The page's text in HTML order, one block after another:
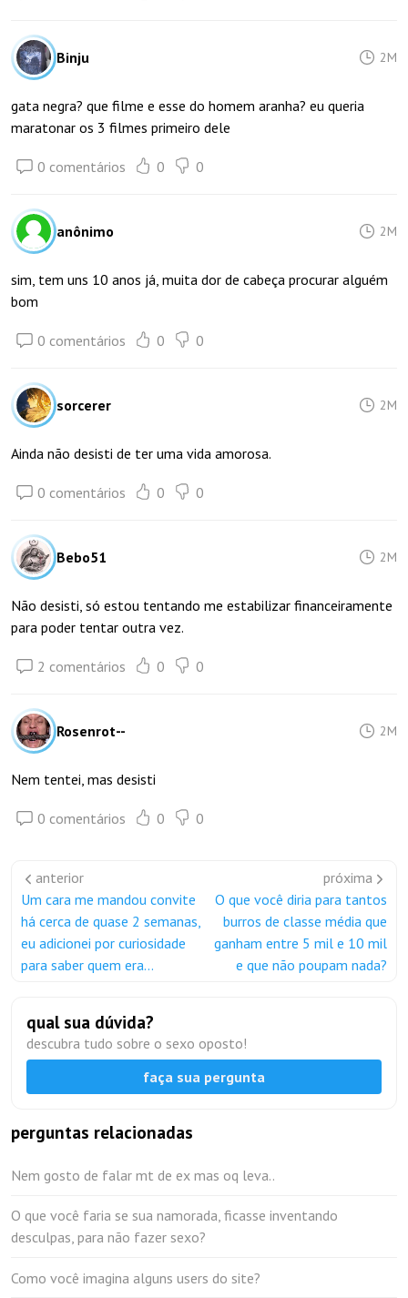
Binju 2M
gata negra? que filme e esse do homem aranha? eu queria
maratonar os 3 filmes primeiro dele
0 comentários 0 0
anônimo 2M
sim, tem uns 10 anos já, muita dor de cabeça procurar alguém
bom
0 comentários 0 0
sorcerer 2M
Ainda não desisti de ter uma vida amorosa.
0 comentários 0 0
Bebo51 2M
Não desisti, só estou tentando me estabilizar financeiramente
para poder tentar outra vez.
2 comentários 0 0
Rosenrot-- 2M
Nem tentei, mas desisti
0 comentários 0 0
anterior
Um cara me mandou convite
há cerca de quase 2 semanas,
eu adicionei por curiosidade
para saber quem era...
próxima
O que você diria para tantos
burros de classe média que
ganham entre 5 mil e 10 mil
e que não poupam nada?
qual sua dúvida?
descubra tudo sobre o sexo oposto!
faça sua pergunta
perguntas relacionadas
Nem gosto de falar mt de ex mas oq leva..
O que você faria se sua namorada, ficasse inventando
desculpas, para não fazer sexo?
Como você imagina alguns users do site?